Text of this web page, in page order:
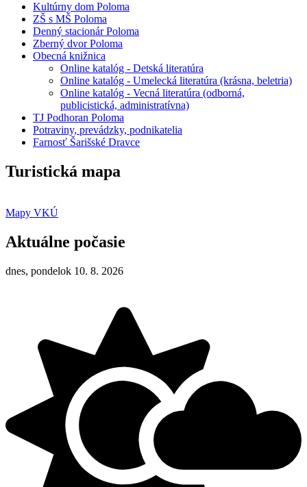
Kultúrny dom Poloma
ZŠ s MŠ Poloma
Denný stacionár Poloma
Zberný dvor Poloma
Obecná knižnica
Online katalóg - Detská literatúra
Online katalóg - Umelecká literatúra (krásna, beletria)
Online katalóg - Vecná literatúra (odborná,
publicistická, administratívna)
TJ Podhoran Poloma
Potraviny, prevádzky, podnikatelia
Farnosť Šarišské Dravce
Turistická mapa
Mapy VKÚ
Aktuálne počasie
dnes, pondelok 10. 8. 2026